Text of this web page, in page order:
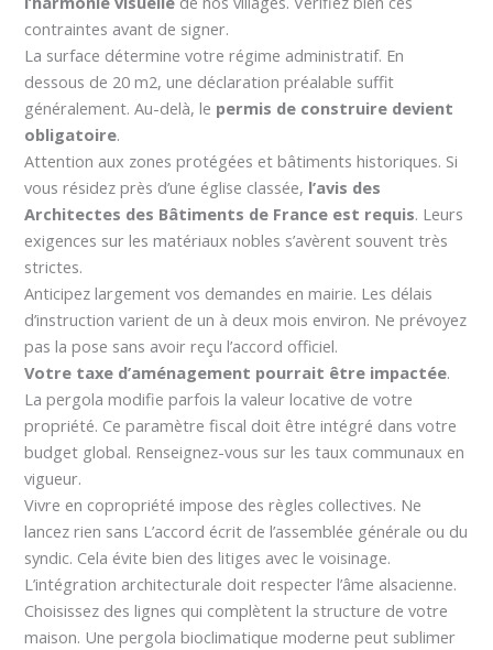
contraintes avant de signer.
La surface détermine votre régime administratif. En
dessous de 20 m2, une déclaration préalable suffit
généralement. Au-delà, le permis de construire devient
obligatoire.
Attention aux zones protégées et bâtiments historiques. Si
vous résidez près d’une église classée, l’avis des
Architectes des Bâtiments de France est requis. Leurs
exigences sur les matériaux nobles s’avèrent souvent très
strictes.
Anticipez largement vos demandes en mairie. Les délais
d’instruction varient de un à deux mois environ. Ne prévoyez
pas la pose sans avoir reçu l’accord officiel.
Votre taxe d’aménagement pourrait être impactée.
La pergola modifie parfois la valeur locative de votre
propriété. Ce paramètre fiscal doit être intégré dans votre
budget global. Renseignez-vous sur les taux communaux en
vigueur.
Vivre en copropriété impose des règles collectives. Ne
lancez rien sans L’accord écrit de l’assemblée générale ou du
syndic. Cela évite bien des litiges avec le voisinage.
L’intégration architecturale doit respecter l’âme alsacienne.
Choisissez des lignes qui complètent la structure de votre
maison. Une pergola bioclimatique moderne peut sublimer